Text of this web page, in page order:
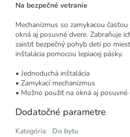
Na bezpečné vetranie
Mechanizmus so zamykacou
okná aj posuvné dvere. Zabraňuje
zaistiť bezpečný pohyb detí po
inštalácia pomocou lepiacej pásky.
• Jednoduchá inštalácia
• Zamykací mechanizmus
• Možno použiť na okná aj posuvné
Dodatočné parametre
Kategória: Do bytu